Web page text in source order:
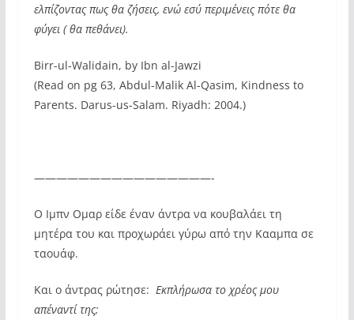
ελπίζοντας πως θα ζήσεις, ενώ εσύ περιμένεις πότε θα
φύγει ( θα πεθάνει).
Birr-ul-Walidain, by Ibn al-Jawzi
(Read on pg 63, Abdul-Malik Al-Qasim, Kindness to
Parents. Darus-us-Salam. Riyadh: 2004.)
————————————————-
Ο Ιμπν Ομαρ είδε έναν άντρα να κουβαλάει τη
μητέρα του και προχωράει γύρω από την Κααμπα σε
ταουάφ.
Και ο άντρας ρώτησε:  Εκπλήρωσα το χρέος μου
απέναντί της;